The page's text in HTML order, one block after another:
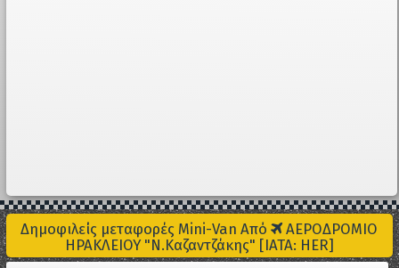
Δημοφιλείς μεταφορές Mini-Van Από
ΑΕΡΟΔΡΟΜΙΟ
ΗΡΑΚΛΕΙΟΥ "Ν.Καζαντζάκης" [IATA: HER]